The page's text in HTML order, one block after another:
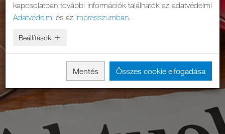
kapcsolatban további információk találhatók az adatvédelmi
Adatvédelmi és az Impresszumban.
Beállítások
Mentés Összes cookie elfogadása